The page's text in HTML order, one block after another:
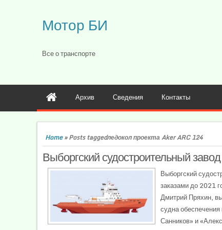
Мотор БИ
Все о транспорте
Архив Сведения Контакты
Home»Posts taggedледокол проекта Aker ARC 124
Выборгский судостроительный
Выборгский
заказами до 2021
Дмитрий Пряхин,
судна
Санников» и